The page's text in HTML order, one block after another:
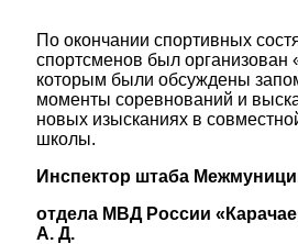
По окончании спортивных
спортсменов был организован
которым были обсуждены
моменты соревнований и
новых изысканиях в
школы.
Инспектор штаба
отдела МВД России
А. Д.